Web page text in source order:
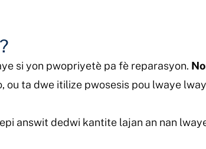
si yon pwopriyetè pa fè reparasyon.
ou ta dwe itilize pwosesis pou lwaye
answit dedwi kantite lajan an nan